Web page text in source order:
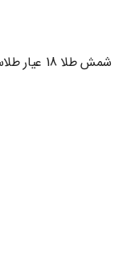
شمش طلا 18 عیار طلاسی مدل TLS-300